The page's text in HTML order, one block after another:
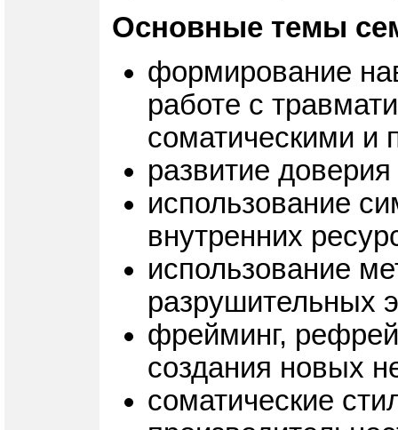
Основные темы
формирование
работе с
соматическими и
развитие
использование
внутренних
использование
разрушительных
фрейминг,
создания новых
соматические